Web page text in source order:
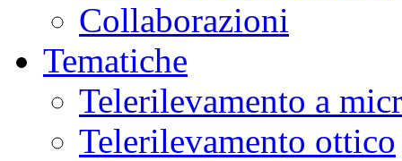
Collaborazioni
Tematiche
Telerilevamento a
Telerilevamento ottico